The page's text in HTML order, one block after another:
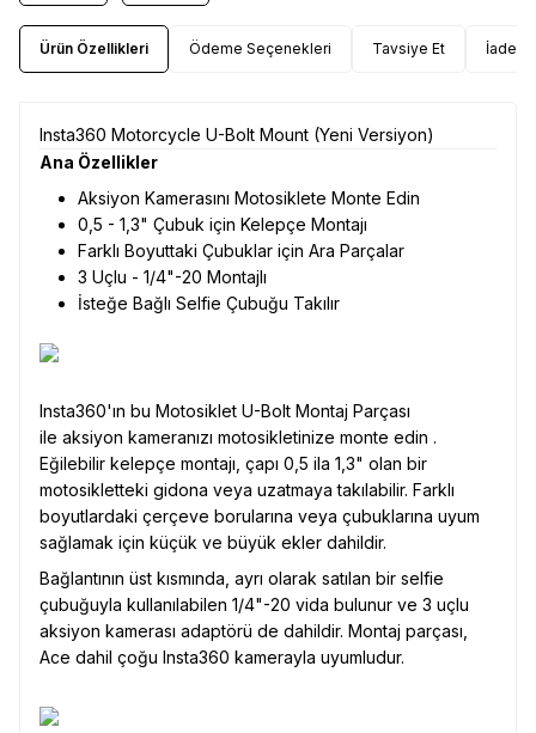
Ürün Özellikleri Ödeme Seçenekleri Tavsiye Et İade
Insta360 Motorcycle U-Bolt Mount (Yeni Versiyon)
Ana Özellikler
Aksiyon Kamerasını Motosiklete Monte Edin
0,5 - 1,3" Çubuk için Kelepçe Montajı
Farklı Boyuttaki Çubuklar için Ara Parçalar
3 Uçlu - 1/4"-20 Montajlı
İsteğe Bağlı Selfie Çubuğu Takılır
Insta360'ın bu Motosiklet U-Bolt Montaj Parçası
ile aksiyon kameranızı motosikletinize monte edin .
Eğilebilir kelepçe montajı, çapı 0,5 ila 1,3" olan bir
motosikletteki gidona veya uzatmaya takılabilir. Farklı
boyutlardaki çerçeve borularına veya çubuklarına uyum
sağlamak için küçük ve büyük ekler dahildir.
Bağlantının üst kısmında, ayrı olarak satılan bir selfie
çubuğuyla kullanılabilen 1/4"-20 vida bulunur ve 3 uçlu
aksiyon kamerası adaptörü de dahildir. Montaj parçası,
Ace dahil çoğu Insta360 kamerayla uyumludur.